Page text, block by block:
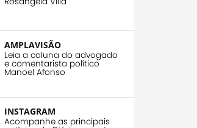
AMPLAVISÃO
Leia a coluna do advogado
e comentarista político
Manoel Afonso
INSTAGRAM
Acompanhe as principais